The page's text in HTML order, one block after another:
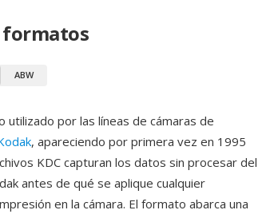
formatos
ABW
utilizado por las líneas de cámaras de
, apareciendo por primera vez en 1995
KDC capturan los datos sin procesar del
antes de qué se aplique cualquier
en la cámara. El formato abarca una